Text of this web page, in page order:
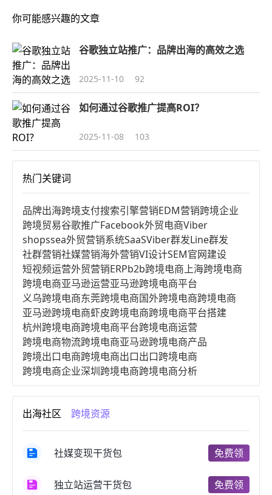
你可能感兴趣的文章
谷歌独立站推广：品牌出海的高效之选
2025-11-10 92
如何通过谷歌推广提高ROI？
2025-11-08 103
热门关键词
品牌出海跨境支付搜索引擎营销EDM营销跨境企业
跨境贸易谷歌推广Facebook外贸电商Viber
shopssea外贸营销系统SaaSViber群发Line群发
社群营销社媒营销海外营销VI设计SEM官网建设
短视频运营外贸营销ERPb2b跨境电商上海跨境电商
跨境电商亚马逊运营亚马逊跨境电商平台
义乌跨境电商东莞跨境电商国外跨境电商跨境电商
亚马逊跨境电商虾皮跨境电商跨境电商平台搭建
杭州跨境电商跨境电商平台跨境电商运营
跨境电商物流跨境电商亚马逊跨境电商产品
跨境出口电商跨境电商出口出口跨境电商
跨境电商企业深圳跨境电商跨境电商分析
进口跨境电商跨境电商服务广州跨境电商
跨境电商市场跨境电商创业跨境电商注册
跨境电商开店跨境电商营销
跨境电商商品个人跨境电商跨境电商案例
郑州跨境电商跨境电商趋势
跨境电商费用美国跨境电商
出海社区 跨境资源
社媒变现干货包 免费领
独立站运营干货包 免费领